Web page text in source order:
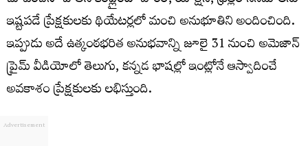
ఇష్టపడే ప్రేక్షకులకు థియేటర్లలో మంచి అనుభూతిని అందించింది.
ఇప్పుడు అదే ఉత్కంఠభరిత అనుభవాన్ని జూలై 31 నుంచి అమెజాన్
ప్రైమ్ వీడియోలో తెలుగు, కన్నడ భాషల్లో ఇంట్లోనే ఆస్వాదించే
అవకాశం ప్రేక్షకులకు లభిస్తుంది.